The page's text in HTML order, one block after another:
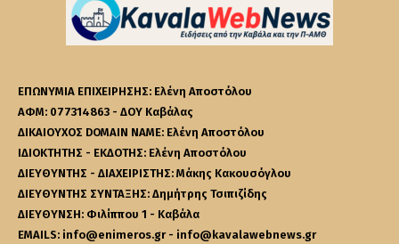
ΕΠΩΝΥΜΙΑ ΕΠΙΧΕΙΡΗΣΗΣ: Ελένη Αποστόλου
ΑΦΜ: 077314863 - ΔΟΥ Καβάλας
ΔΙΚΑΙΟΥΧΟΣ DOMAIN NAME: Ελένη Αποστόλου
ΙΔΙΟΚΤΗΤΗΣ - ΕΚΔΟΤΗΣ: Ελένη Αποστόλου
ΔΙΕΥΘΥΝΤΗΣ - ΔΙΑΧΕΙΡΙΣΤΗΣ: Μάκης Κακουσόγλου
ΔΙΕΥΘΥΝΤΗΣ ΣΥΝΤΑΞΗΣ: Δημήτρης Τσιπιζίδης
ΔΙΕΥΘΥΝΣΗ: Φιλίππου 1 - Καβάλα
EMAILS: info@enimeros.gr - info@kavalawebnews.gr